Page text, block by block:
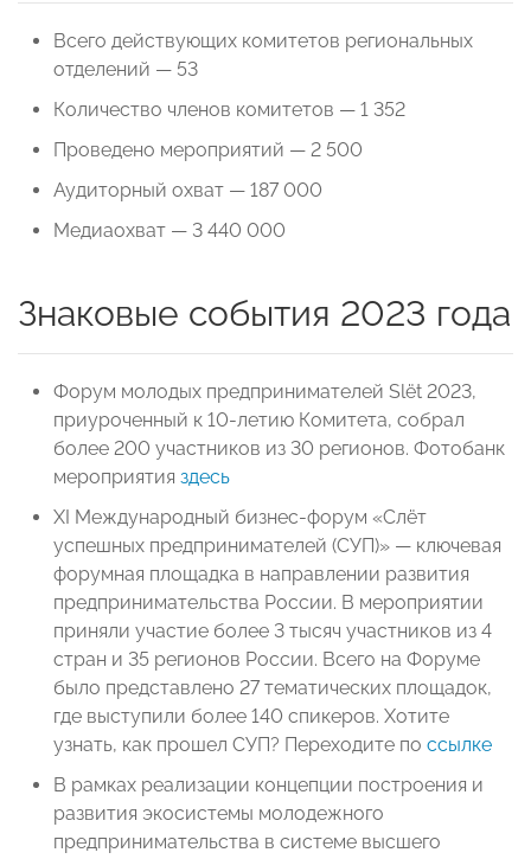
Всего действующих комитетов региональных
отделений — 53
Количество членов комитетов — 1 352
Проведено мероприятий — 2 500
Аудиторный охват — 187 000
Медиаохват — 3 440 000
Знаковые события 2023 года
Форум молодых предпринимателей Slёt 2023,
приуроченный к 10-летию Комитета, собрал
более 200 участников из 30 регионов. Фотобанк
мероприятия здесь
XI Международный бизнес-форум «Слёт
успешных предпринимателей (СУП)» — ключевая
форумная площадка в направлении развития
предпринимательства России. В мероприятии
приняли участие более 3 тысяч участников из 4
стран и 35 регионов России. Всего на Форуме
было представлено 27 тематических площадок,
где выступили более 140 спикеров. Хотите
узнать, как прошел СУП? Переходите по ссылке
В рамках реализации концепции построения и
развития экосистемы молодежного
предпринимательства в системе высшего